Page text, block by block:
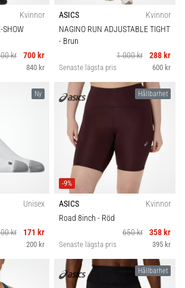
Kvinnor
SHOW
kr
700 kr
840 kr
ASICS
Kvinnor
NAGINO RUN ADJUSTABLE TIGHT
- Brun
1 000 kr
288 kr
Senaste lägsta pris 600 kr
Ny
Unisex
kr
171 kr
200 kr
Hållbarhet
-9%
ASICS
Kvinnor
Road 8inch - Röd
650 kr
358 kr
Senaste lägsta pris 395 kr
Hållbarhet